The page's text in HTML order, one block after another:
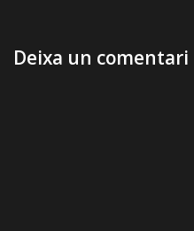
Deixa un comentari